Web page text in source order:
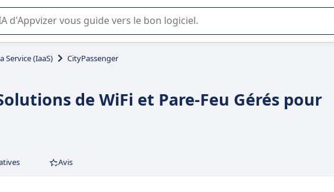
guide dans l'utilisation ou la sélection de logiciel SaaS en entreprise.
Service (IaaS) CityPassenger
de WiFi et Pare-Feu Gérés pour
Avis